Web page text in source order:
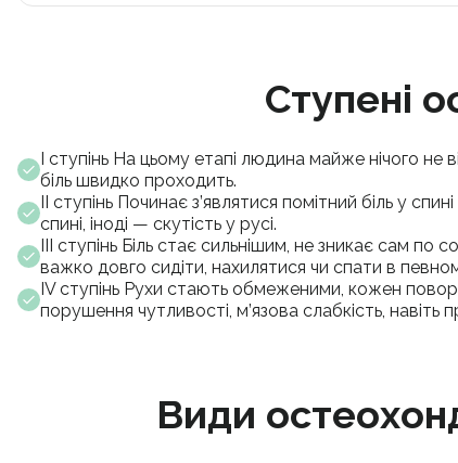
Ступені
І ступінь На цьому етапі людина майже нічого не
біль швидко проходить.
ІІ ступінь Починає з’являтися помітний біль у
спині, іноді — скутість у русі.
ІІІ ступінь Біль стає сильнішим, не зникає сам
важко довго сидіти, нахилятися чи спати в
ІV ступінь Рухи стають обмеженими, кожен
порушення чутливості, м’язова слабкість,
Види